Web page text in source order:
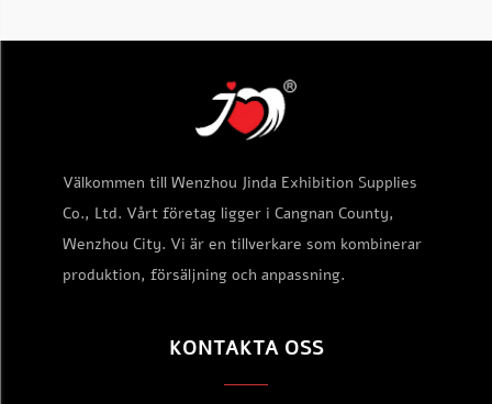
Välkommen till Wenzhou Jinda Exhibition Supplies
Co., Ltd. Vårt företag ligger i Cangnan County,
Wenzhou City. Vi är en tillverkare som kombinerar
produktion, försäljning och anpassning.
KONTAKTA OSS